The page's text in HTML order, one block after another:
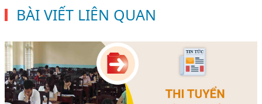
BÀI VIẾT LIÊN QUAN